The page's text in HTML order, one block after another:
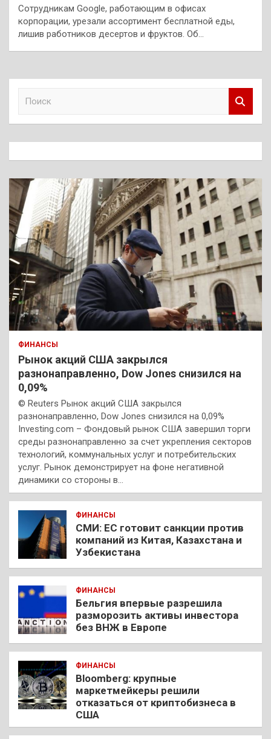
Сотрудникам Google, работающим в офисах
корпорации, урезали ассортимент бесплатной еды,
лишив работников десертов и фруктов. Об…
к
ФИНАНСЫ
Рынок акций США закрылся
разнонаправленно, Dow Jones снизился на
0,09%
© Reuters Рынок акций США закрылся
разнонаправленно, Dow Jones снизился на 0,09%
Investing.com – Фондовый рынок США завершил торги
среды разнонаправленно за счет укрепления секторов
технологий, коммунальных услуг и потребительских
услуг. Рынок демонстрирует на фоне негативной
динамики со стороны в…
ФИНАНСЫ
СМИ: ЕС готовит санкции против
компаний из Китая, Казахстана и
Узбекистана
ФИНАНСЫ
Бельгия впервые разрешила
разморозить активы инвестора
без ВНЖ в Европе
ФИНАНСЫ
Bloomberg: крупные
маркетмейкеры решили
отказаться от криптобизнеса в
США